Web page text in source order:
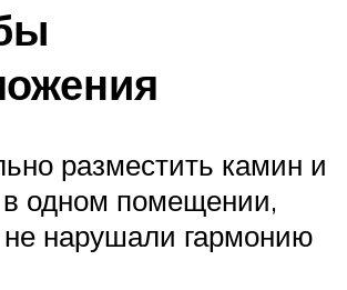
разместить камин и
в одном помещении,
нарушали гармонию